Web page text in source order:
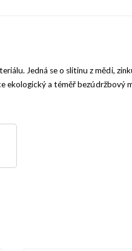
Jedná se o slitinu z mědi,
a téměř